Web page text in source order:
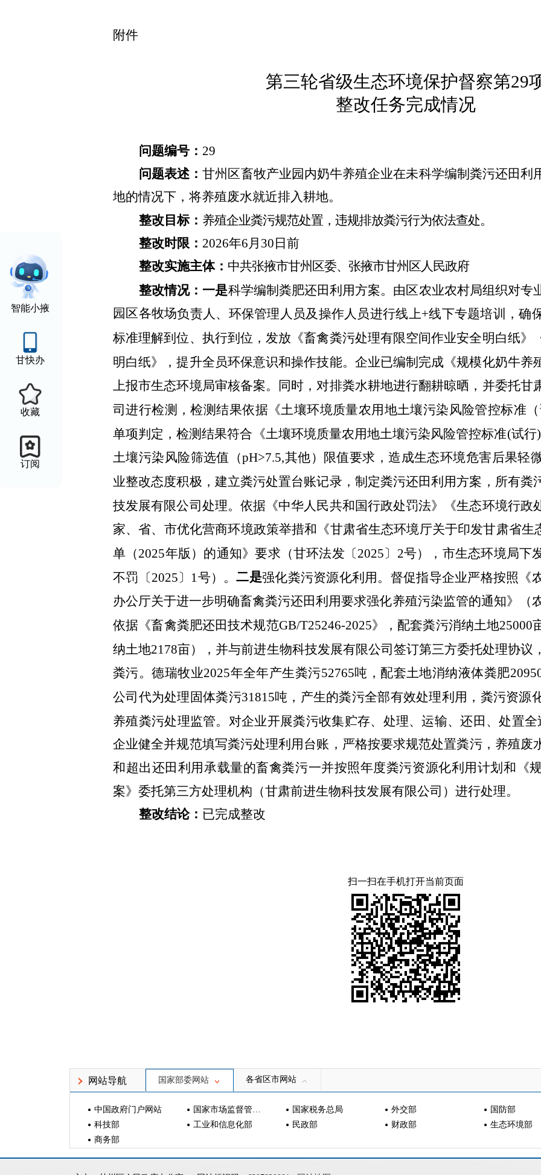
智能小掖
甘快办
收藏
订阅
附件
第三轮省级生态环境保护督察第29
整改任务完成情况
问题编号： 29
问题表述：甘州区畜牧产业园内奶牛养殖企业在未科学编制粪污还田利
地的情况下，将养殖废水就近排入耕地。
整改目标： 养殖企业粪污规范处置，违规排放粪污行为依法查处。
整改时限： 2026年6月30日前
整改实施主体： 中共张掖市甘州区委、张掖市甘州区人民政府
整改情况： 一是科学编制粪肥还田利用方案。由区农业农村局组织对专
园区各牧场负责人、环保管理人员及操作人员进行线上+线下专题培训，确
标准理解到位、执行到位，发放《畜禽粪污处理有限空间作业安全明白纸》
明白纸》，提升全员环保意识和操作技能。企业已编制完成《规模化奶牛养
上报市生态环境局审核备案。同时，对排粪水耕地进行翻耕晾晒，并委托甘
司进行检测，检测结果依据《土壤环境质量农用地土壤污染风险管控标准
单项判定，检测结果符合《土壤环境质量农用地土壤污染风险管控标准(试行
土壤污染风险筛选值（pH>7.5,其他）限值要求，造成生态环境危害后果轻
业整改态度积极，建立粪污处置台账记录，制定粪污还田利用方案，所有粪
技发展有限公司处理。依据《中华人民共和国行政处罚法》《生态环境行政
家、省、市优化营商环境政策举措和《甘肃省生态环境厅关于印发甘肃省生
单（2025年版）的通知》要求（甘环法发〔2025〕2号），市生态环境局下
不罚〔2025〕1号）。二是强化粪污资源化利用。督促指导企业严格按照《
办公厅关于进一步明确畜禽粪污还田利用要求强化养殖污染监管的通知》（
依据《畜禽粪肥还田技术规范GB/T25246-2025》，配套粪污消纳土地
纳土地2178亩），并与前进生物科技发展有限公司签订第三方委托处理协议
粪污。德瑞牧业2025年全年产生粪污52765吨，配套土地消纳液体粪肥
公司代为处理固体粪污31815吨，产生的粪污全部有效处理利用，粪污资源
养殖粪污处理监管。对企业开展粪污收集贮存、处理、运输、还田、处置
企业健全并规范填写粪污处理利用台账 ，严格按要求规范处置粪污，养殖废
和超出还田利用承载量的畜禽粪污一并按照年度粪污资源化利用计划和《
案》委托第三方处理机构（甘肃前进生物科技发展有限公司）进行处理。
整改结论： 已完成整改
扫一扫在手机打开当前页面
网站导航 国家部委网站 各省区市网站
中国政府门户网站 国家市场监督管理总局 国家税务总局 外交部
国防部
科技部
工业和信息化部 民政部 财政部
生态环境部
商务部